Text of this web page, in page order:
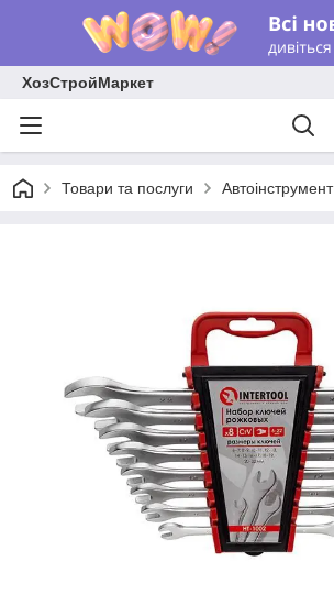
ХозСтройМаркет
Товари та послуги Автоінструмент